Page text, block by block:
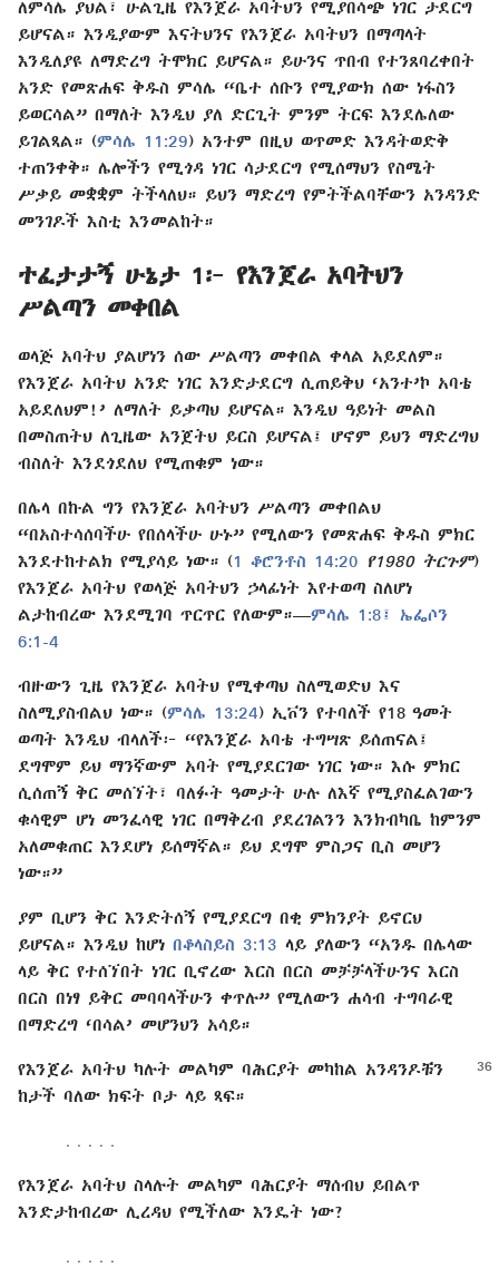
ለምሳሌ ያህል፣ ሁልጊዜ የእንጀራ አባትህን የሚያበሳጭ ነገር ታደርግ
ይሆናል። እንዲያውም እናትህንና የእንጀራ አባትህን በማጣላት
እንዲለያዩ ለማድረግ ትሞክር ይሆናል። ይሁንና ጥበብ የተንጸባረቀበት
አንድ የመጽሐፍ ቅዱስ ምሳሌ “ቤተ ሰቡን የሚያውክ ሰው ነፋስን
ይወርሳል” በማለት እንዲህ ያለ ድርጊት ምንም ትርፍ እንደሌለው
ይገልጻል። (ምሳሌ 11:29) አንተም በዚህ ወጥመድ እንዳትወድቅ
ተጠንቀቅ። ሌሎችን የሚጎዳ ነገር ሳታደርግ የሚሰማህን የስሜት
ሥቃይ መቋቋም ትችላለህ። ይህን ማድረግ የምትችልባቸውን አንዳንድ
መንገዶች እስቲ እንመልከት።
ተፈታታኝ ሁኔታ 1፦ የእንጀራ አባትህን
ሥልጣን መቀበል
ወላጅ አባትህ ያልሆነን ሰው ሥልጣን መቀበል ቀላል አይደለም።
የእንጀራ አባትህ አንድ ነገር እንድታደርግ ሲጠይቅህ ‘አንተ’ኮ አባቴ
አይደለህም!’ ለማለት ይቃጣህ ይሆናል። እንዲህ ዓይነት መልስ
በመስጠትህ ለጊዜው አንጀትህ ይርስ ይሆናል፤ ሆኖም ይህን ማድረግህ
ብስለት እንደጎደለህ የሚጠቁም ነው።
በሌላ በኩል ግን የእንጀራ አባትህን ሥልጣን መቀበልህ
“በአስተሳሰባችሁ የበሰላችሁ ሁኑ” የሚለውን የመጽሐፍ ቅዱስ ምክር
እንደተከተልክ የሚያሳይ ነው። (1 ቆሮንቶስ 14:20 የ1980 ትርጉም)
የእንጀራ አባትህ የወላጅ አባትህን ኃላፊነት እየተወጣ ስለሆነ
ልታከብረው እንደሚገባ ጥርጥር የለውም።—ምሳሌ 1:8፤
ኤፌሶን
6:1-4
ብዙውን ጊዜ የእንጀራ አባትህ የሚቀጣህ ስለሚወድህ እና
ስለሚያስብልህ ነው። (ምሳሌ 13:24) ኢቮን የተባለች የ18 ዓመት
ወጣት እንዲህ ብላለች፦ “የእንጀራ አባቴ ተግሣጽ ይሰጠናል፤
ደግሞም ይህ ማንኛውም አባት የሚያደርገው ነገር ነው። እሱ ምክር
ሲሰጠኝ ቅር መሰኘት፣ ባለፉት ዓመታት ሁሉ ለእኛ የሚያስፈልገውን
ቁሳዊም ሆነ መንፈሳዊ ነገር በማቅረብ ያደረገልንን እንክብካቤ ከምንም
አለመቁጠር እንደሆነ ይሰማኛል። ይህ ደግሞ ምስጋና ቢስ መሆን
ነው።”
ያም ቢሆን ቅር እንድትሰኝ የሚያደርግ በቂ ምክንያት ይኖርህ
ይሆናል። እንዲህ ከሆነ በቆላስይስ 3:13 ላይ ያለውን “አንዱ በሌላው
ላይ ቅር የተሰኘበት ነገር ቢኖረው እርስ በርስ መቻቻላችሁንና እርስ
በርስ በነፃ ይቅር መባባላችሁን ቀጥሉ” የሚለውን ሐሳብ ተግባራዊ
በማድረግ ‘በሳል’ መሆንህን አሳይ።
የእንጀራ አባትህ ካሉት መልካም ባሕርያት መካከል አንዳንዶቹን
ከታች ባለው ክፍት ቦታ ላይ ጻፍ።
․․․․․
የእንጀራ አባትህ ስላሉት መልካም ባሕርያት ማሰብህ ይበልጥ
እንድታከብረው ሊረዳህ የሚችለው እንዴት ነው?
․․․․․